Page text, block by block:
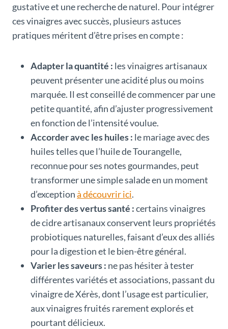
gustative et une recherche de naturel. Pour intégrer
ces vinaigres avec succès, plusieurs astuces
pratiques méritent d’être prises en compte :
Adapter la quantité : les vinaigres artisanaux
peuvent présenter une acidité plus ou moins
marquée. Il est conseillé de commencer par une
petite quantité, afin d’ajuster progressivement
en fonction de l’intensité voulue.
Accorder avec les huiles : le mariage avec des
huiles telles que l’huile de Tourangelle,
reconnue pour ses notes gourmandes, peut
transformer une simple salade en un moment
d’exceptionà découvrir ici.
Profiter des vertus santé :certains vinaigres
de cidre artisanaux conservent leurs propriétés
probiotiques naturelles, faisant d’eux des alliés
pour la digestion et le bien-être général.
Varier les saveurs : ne pas hésiter à tester
différentes variétés et associations, passant du
vinaigre de Xérès, dont l’usage est particulier,
aux vinaigres fruités rarement explorés et
pourtant délicieux.